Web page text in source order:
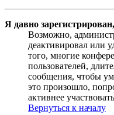
Я давно
Возможно,
деактивировал или
того, многие
пользователей,
сообщения, чтобы
это произошло,
активнее
Вернуться к началу